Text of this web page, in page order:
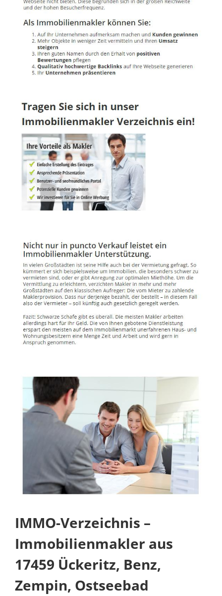
IMMO-Verzeichnis –
Immobilienmakler aus
17459 Ückeritz, Benz,
Zempin, Ostseebad